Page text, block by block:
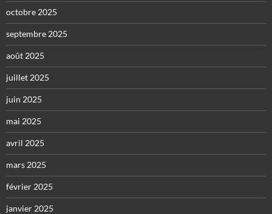
octobre 2025
septembre 2025
août 2025
juillet 2025
juin 2025
mai 2025
avril 2025
mars 2025
février 2025
janvier 2025